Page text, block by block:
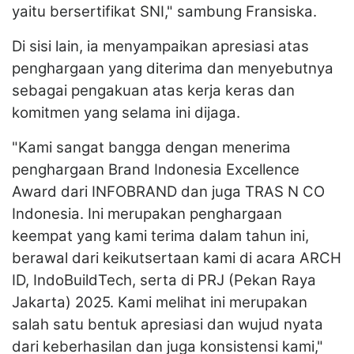
yaitu bersertifikat SNI," sambung Fransiska.
Di sisi lain, ia menyampaikan apresiasi atas
penghargaan yang diterima dan menyebutnya
sebagai pengakuan atas kerja keras dan
komitmen yang selama ini dijaga.
"Kami sangat bangga dengan menerima
penghargaan Brand Indonesia Excellence
Award dari INFOBRAND dan juga TRAS N CO
Indonesia. Ini merupakan penghargaan
keempat yang kami terima dalam tahun ini,
berawal dari keikutsertaan kami di acara ARCH
ID, IndoBuildTech, serta di PRJ (Pekan Raya
Jakarta) 2025. Kami melihat ini merupakan
salah satu bentuk apresiasi dan wujud nyata
dari keberhasilan dan juga konsistensi kami,"